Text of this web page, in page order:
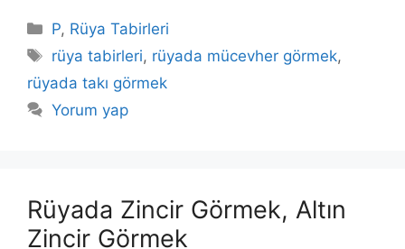
Kategoriler
P, Rüya Tabirleri
Etiketler
rüya tabirleri, rüyada mücevher görmek,
rüyada takı görmek
Yorum yap
Rüyada Zincir Görmek, Altın
Zincir Görmek